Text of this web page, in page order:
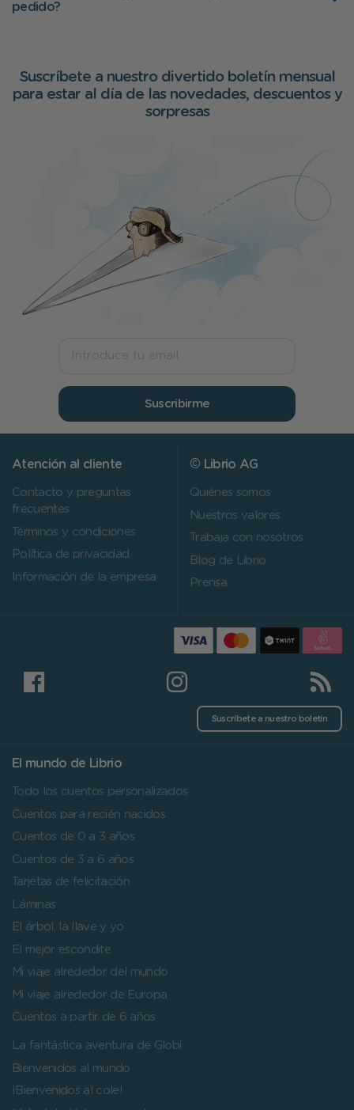
pedido?
Suscríbete a nuestro divertido boletín mensual
para estar al día de las novedades, descuentos y
sorpresas
Suscribirme
Atención al cliente
Contacto y preguntas
frecuentes
Términos y condiciones
Política de privacidad
Información de la empresa
© Librio AG
Quiénes somos
Nuestros valores
Trabaja con nosotros
Blog de Librio
Prensa
Suscríbete a nuestro boletín
El mundo de Librio
Todo los cuentos personalizados
Cuentos para recién nacidos
Cuentos de 0 a 3 años
Cuentos de 3 a 6 años
Tarjetas de felicitación
Láminas
El árbol, la llave y yo
El mejor escondite
Mi viaje alrededor del mundo
Mi viaje alrededor de Europa
Cuentos a partir de 6 años
La fantástica aventura de Globi
Bienvenidos al mundo
¡Bienvenidos al cole!